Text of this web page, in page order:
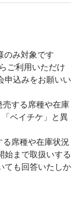
のみ対象です
ご利用いただけ
申込みをお願いい
する席種や在庫
ベイチケ」と異
席種や在庫状況
始まで取扱いする
ても回答いたしか